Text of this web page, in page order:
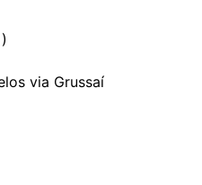
via Grussaí